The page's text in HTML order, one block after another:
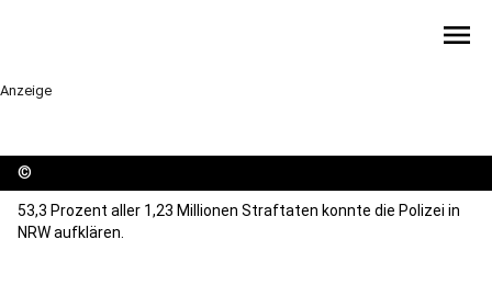
menu
Anzeige
©
53,3 Prozent aller 1,23 Millionen Straftaten konnte die Polizei in
NRW aufklären.